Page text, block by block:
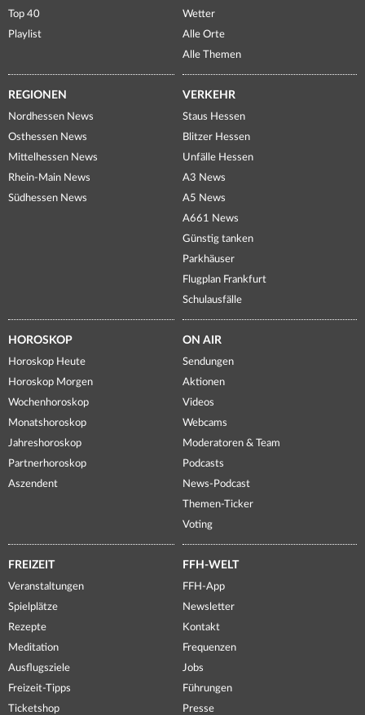
Top 40
Playlist
Wetter
Alle Orte
Alle Themen
REGIONEN
Nordhessen News
Osthessen News
Mittelhessen News
Rhein-Main News
Südhessen News
VERKEHR
Staus Hessen
Blitzer Hessen
Unfälle Hessen
A3 News
A5 News
A661 News
Günstig tanken
Parkhäuser
Flugplan Frankfurt
Schulausfälle
HOROSKOP
Horoskop Heute
Horoskop Morgen
Wochenhoroskop
Monatshoroskop
Jahreshoroskop
Partnerhoroskop
Aszendent
ON AIR
Sendungen
Aktionen
Videos
Webcams
Moderatoren & Team
Podcasts
News-Podcast
Themen-Ticker
Voting
FREIZEIT
Veranstaltungen
Spielplätze
Rezepte
Meditation
Ausflugsziele
Freizeit-Tipps
Ticketshop
FFH-WELT
FFH-App
Newsletter
Kontakt
Frequenzen
Jobs
Führungen
Presse